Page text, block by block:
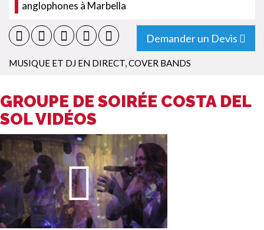
anglophones à Marbella
Demander un Devis
MUSIQUE ET DJ EN DIRECT,COVER BANDS
GROUPE DE SOIRÉE COSTA DEL
SOL VIDÉOS